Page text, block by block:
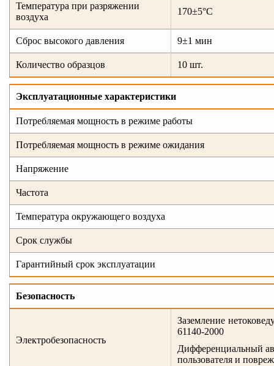
Температура при разряжении
воздуха
170±5°С
Сброс высокого давления 9±1 мин
Количество образцов 10 шт.
Эксплуатационные характеристики
Потребляемая мощность в режиме работы
Потребляемая мощность в режиме ожидания
Напряжение
Частота
Температура окружающего воздуха
Срок службы
Гарантийный срок эксплуатации
Безопасность
Электробезопасность
Заземление
61140-2000
Дифференциальный
пользователя и